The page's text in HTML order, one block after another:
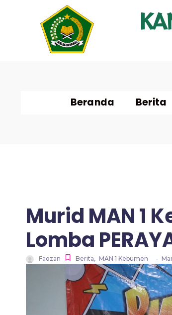
Beranda Berita
Murid MAN 1
Lomba
Faozan Berita, MAN 1 Kebumen -